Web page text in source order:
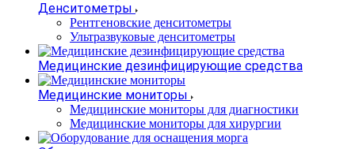
Денситометры
Рентгеновские денситометры
Ультразвуковые денситометры
Медицинские дезинфицирующие средства
Медицинские мониторы
Медицинские мониторы для диагностики
Медицинские мониторы для хирургии